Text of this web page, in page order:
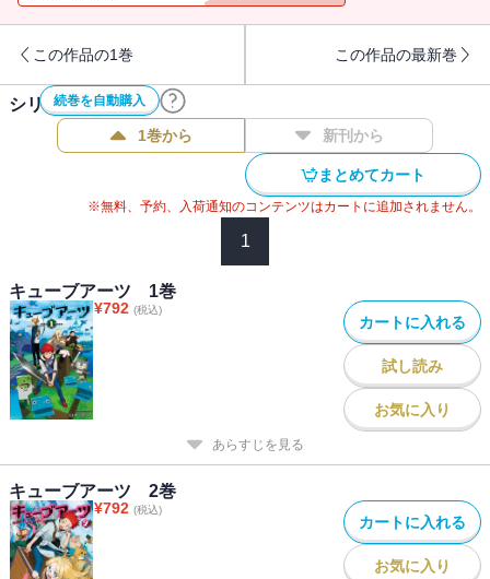
この作品の1巻 この作品の最新巻
続巻を自動購入
シリーズ作品(3件)
1巻から 新刊から
まとめてカート
※無料、予約、入荷通知のコンテンツはカートに追加されません。
1
キューブアーツ 1巻
¥792 (税込)
カートに入れる
試し読み
お気に入り
あらすじを見る
キューブアーツ 2巻
¥792 (税込)
カートに入れる
お気に入り